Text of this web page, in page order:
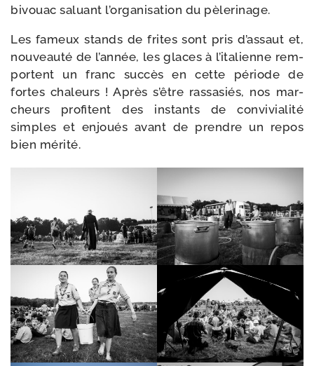
bivouac saluant l’organisation du pèlerinage.
Les fameux stands de frites sont pris d’assaut et,
nou­veau­té de l’année, les glaces à l’italienne rem­
portent un franc suc­cès en cette période de
fortes cha­leurs ! Après s’être ras­sa­siés, nos mar­
cheurs pro­fitent des ins­tants de convi­via­li­té
simples et enjoués avant de prendre un repos
bien mérité.